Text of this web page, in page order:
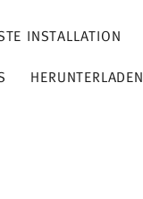
INSTALLATION
HERUNTERLADEN